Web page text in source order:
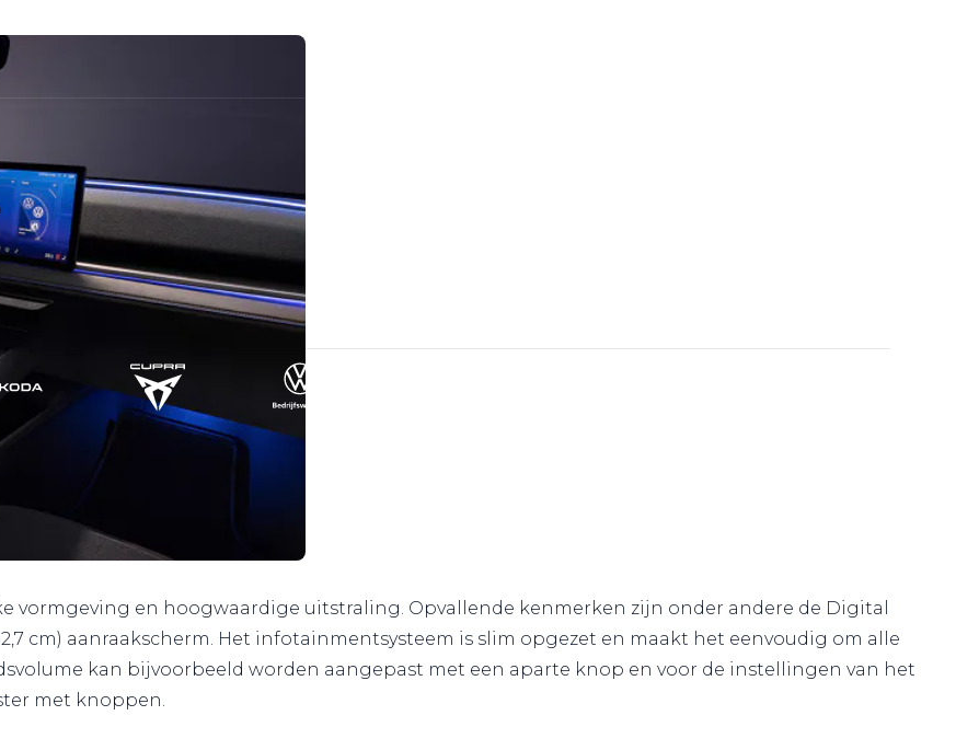
vormgeving en hoogwaardige uitstraling. Opvallende kenmerken zijn onder andere de Digital
cm) aanraakscherm. Het infotainmentsysteem is slim opgezet en maakt het eenvoudig om alle
kan bijvoorbeeld worden aangepast met een aparte knop en voor de instellingen van het
met knoppen.